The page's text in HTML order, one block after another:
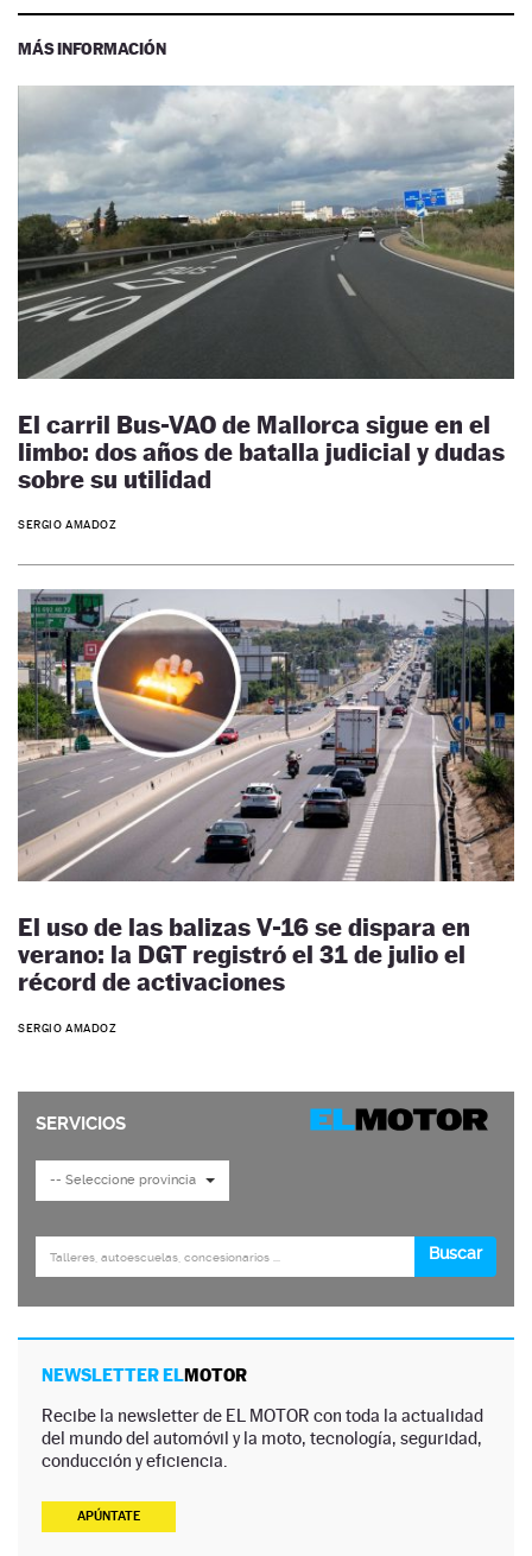
MÁS INFORMACIÓN
El carril Bus-VAO de Mallorca sigue en el
limbo: dos años de batalla judicial y dudas
sobre su utilidad
SERGIO AMADOZ
El uso de las balizas V-16 se dispara en
verano: la DGT registró el 31 de julio el
récord de activaciones
SERGIO AMADOZ
NEWSLETTER ELMOTOR
Recibe la newsletter de EL MOTOR con toda la actualidad
del mundo del automóvil y la moto, tecnología, seguridad,
conducción y eficiencia.
APÚNTATE